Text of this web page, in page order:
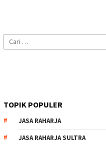
Cari
untuk:
TOPIK POPULER
JASA RAHARJA
JASA RAHARJA SULTRA